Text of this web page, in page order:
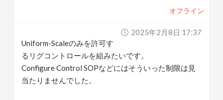
オフライン
2025年2月8日 17:37
Uniform-Scaleのみを許可す
るリグコントロールを組みたいです。
Configure Control SOPなどにはそういった制限は見
当たりませんでした。